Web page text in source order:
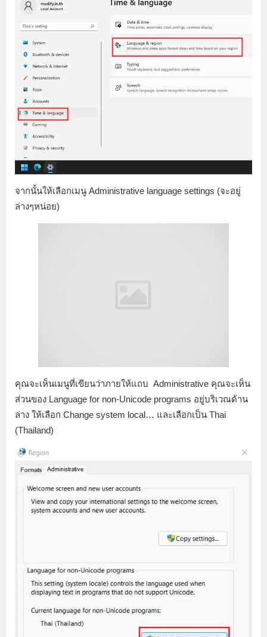
จากนั้นให้เลือกเมนู Administrative language settings (จะอยู่
ล่างๆหน่อย)
คุณจะเห็นเมนูที่เขียนว่าภายให้แถบ Administrative คุณจะเห็น
ส่วนของ Language for non-Unicode programs อยู่บริเวณด้าน
ล่าง ให้เลือก Change system local… และเลือกเป็น Thai
(Thailand)